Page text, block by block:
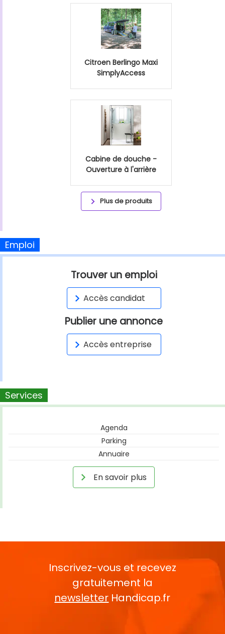
Citroen Berlingo Maxi
SimplyAccess
Cabine de douche -
Ouverture à l'arrière
Plus de produits
Emploi
Trouver un emploi
Accès candidat
Publier une annonce
Accès entreprise
Services
Agenda
Parking
Annuaire
En savoir plus
Inscrivez-vous et recevez
gratuitement la
newsletter Handicap.fr